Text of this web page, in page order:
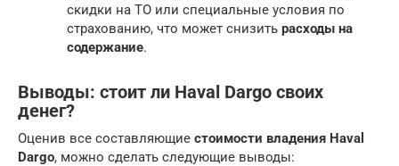
скидки на ТО или специальные условия по
страхованию, что может снизить расходы на
содержание.
Выводы: стоит ли Haval Dargo своих
денег?
Оценив все составляющие стоимости владения Haval
Dargo, можно сделать следующие выводы: